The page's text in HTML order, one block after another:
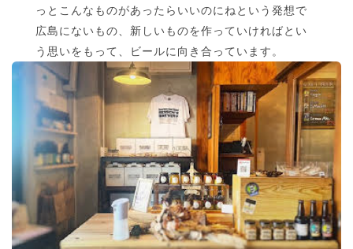
っとこんなものがあったらいいのにねという発想で
広島にないもの、新しいものを作っていければとい
う思いをもって、ビールに向き合っています。